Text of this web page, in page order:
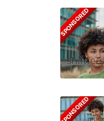
SPONSORED
SPONSORED